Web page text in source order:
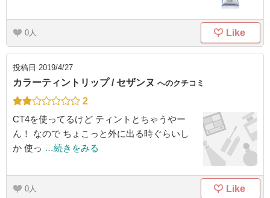
0 Like
投稿日 2019/4/27
カラーティントリップ / セザンヌ へのクチコミ
2
CT4を使ってるけど ティントとちゃうやー
ん！ なので ちょこっと外に出る時ぐらいし
か 使っ …続きをみる
0 Like